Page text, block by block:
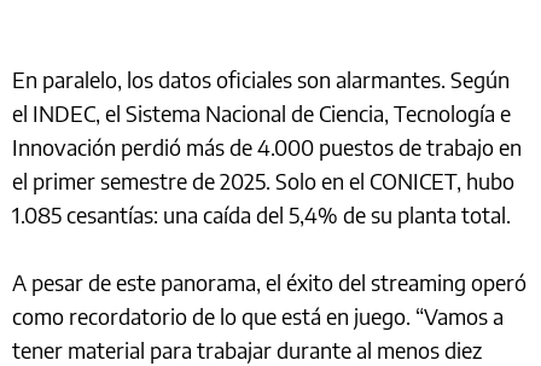
En paralelo, los datos oficiales son alarmantes. Según
el INDEC, el Sistema Nacional de Ciencia, Tecnología e
Innovación perdió más de 4.000 puestos de trabajo en
el primer semestre de 2025. Solo en el CONICET, hubo
1.085 cesantías: una caída del 5,4% de su planta total.
A pesar de este panorama, el éxito del streaming operó
como recordatorio de lo que está en juego. “Vamos a
tener material para trabajar durante al menos diez